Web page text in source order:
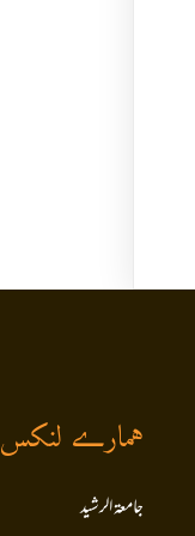
ہمارے لنکس
جامعۃ الرشید